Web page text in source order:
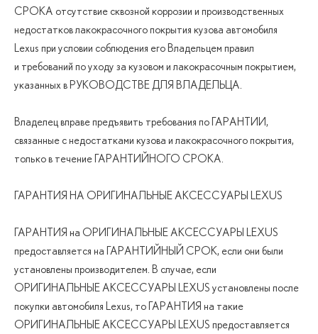
СРОКА отсутствие сквозной коррозии и производственных
недостатков лакокрасочного покрытия кузова автомобиля
Lexus при условии соблюдения его Владельцем правил
и требований по уходу за кузовом и лакокрасочным покрытием,
указанных в РУКОВОДСТВЕ ДЛЯ ВЛАДЕЛЬЦА.
Владелец вправе предъявить требования по ГАРАНТИИ,
связанные с недостатками кузова и лакокрасочного покрытия,
только в течение ГАРАНТИЙНОГО СРОКА.
ГАРАНТИЯ НА ОРИГИНАЛЬНЫЕ АКСЕССУАРЫ LEXUS
ГАРАНТИЯ на ОРИГИНАЛЬНЫЕ АКСЕССУАРЫ LEXUS
предоставляется на ГАРАНТИЙНЫЙ СРОК, если они были
установлены производителем. В случае, если
ОРИГИНАЛЬНЫЕ АКСЕССУАРЫ LEXUS установлены после
покупки автомобиля Lexus, то ГАРАНТИЯ на такие
ОРИГИНАЛЬНЫЕ АКСЕССУАРЫ LEXUS предоставляется